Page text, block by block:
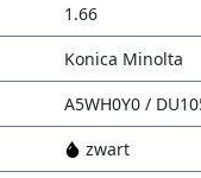
1.66
Konica Minolta
A5WH0Y0 /
zwart